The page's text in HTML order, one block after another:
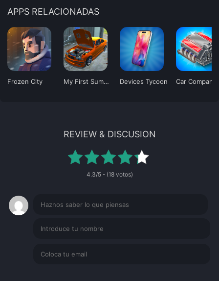
APPS RELACIONADAS
Frozen City My First Summer Car: Mechanic Devices Tycoon
REVIEW & DISCUSION
4.3/5 - (18 votos)